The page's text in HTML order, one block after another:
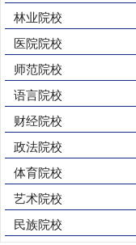
林业院校
医院院校
师范院校
语言院校
财经院校
政法院校
体育院校
艺术院校
民族院校